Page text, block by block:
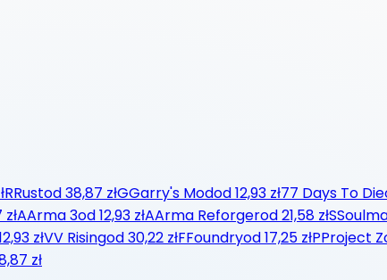
RRustod38,87 złGGarry's Modod12,93 zł77 Days To Die
AArma 3od12,93 złAArma Reforgerod21,58 złS
złVV Risingod30,22 złFFoundryod17,25 złPProject
zł